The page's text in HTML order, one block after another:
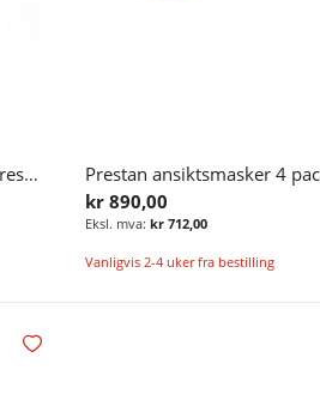
Prestan førstehelpsdukke torso (reservedel) til førstehjelpsdukke
Legg i handlekurv
kr 890,00
kr 712,00
Vanligvis 2-4 uker fra bestilling
Legg i ønskelisten